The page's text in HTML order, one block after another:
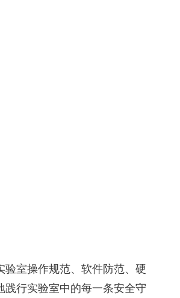
室操作规范、软件防范、硬
行实验室中的每一条安全守